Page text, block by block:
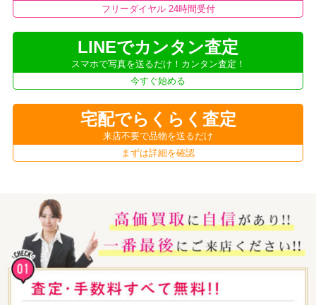
フリーダイヤル 24時間受付
LINEでカンタン査定
スマホで写真を送るだけ！カンタン査定！
今すぐ始める
宅配でらくらく査定
来店不要で品物を送るだけ
まずは詳細を確認